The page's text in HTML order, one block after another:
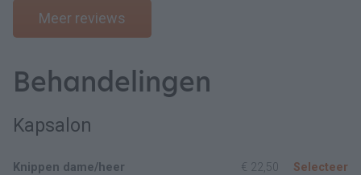
Meer reviews
Behandelingen
Kapsalon
Knippen dame/heer € 22,50 Selecteer